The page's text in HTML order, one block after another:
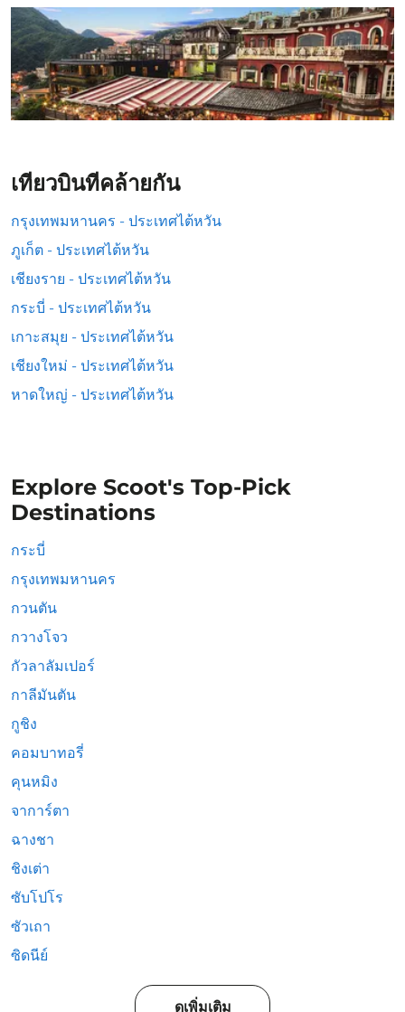
เที่ยวบินที่คล้ายกัน
กรุงเทพมหานคร - ประเทศไต้หวัน
ภูเก็ต - ประเทศไต้หวัน
เชียงราย - ประเทศไต้หวัน
กระบี่ - ประเทศไต้หวัน
เกาะสมุย - ประเทศไต้หวัน
เชียงใหม่ - ประเทศไต้หวัน
หาดใหญ่ - ประเทศไต้หวัน
Explore Scoot's Top-Pick
Destinations
กระบี่
กรุงเทพมหานคร
กวนตัน
กวางโจว
กัวลาลัมเปอร์
กาลีมันตัน
กูชิง
คอมบาทอรี่
คุนหมิง
จาการ์ตา
ฉางชา
ชิงเต่า
ซับโปโร
ซัวเถา
ซิดนีย์
ดูเพิ่มเติม